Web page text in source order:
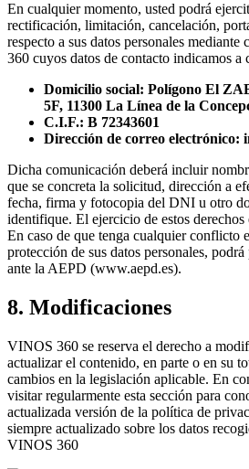
En cualquier momento, usted podrá
rectificación, limitación, cancelación,
respecto a sus datos personales
360 cuyos datos de contacto indicamos a
Domicilio social: Polígono El
5F, 11300 La Línea de la
C.I.F.: B 72343601
Dirección de correo electrónico:
Dicha comunicación deberá incluir
que se concreta la solicitud, dirección a
fecha, firma y fotocopia del DNI u otro
identifique. El ejercicio de estos derechos
En caso de que tenga cualquier conflicto
protección de sus datos personales,
ante la AEPD (www.aepd.es).
8. Modificaciones
VINOS 360 se reserva el derecho a
actualizar el contenido, en parte o en su
cambios en la legislación aplicable. En
visitar regularmente esta sección para
actualizada versión de la política de
siempre actualizado sobre los datos
VINOS 360